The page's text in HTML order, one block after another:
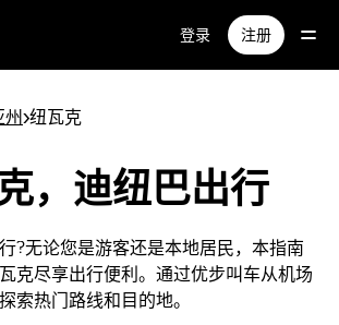
登录 注册
>纽瓦克
，迪纽巴出行
?无论您是游客还是本地居民，本指南
克尽享出行便利。通过优步叫车从机场
索热门路线和目的地。